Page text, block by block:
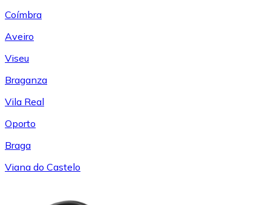
Coímbra
Aveiro
Viseu
Braganza
Vila Real
Oporto
Braga
Viana do Castelo